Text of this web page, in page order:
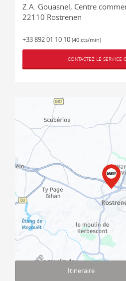
Z.A. Gouasnel, Centre
22110 Rostrenen
+33 892 01 10 10 (40 cts/min)
CONTACTEZ LE SERVICE
Itineraire